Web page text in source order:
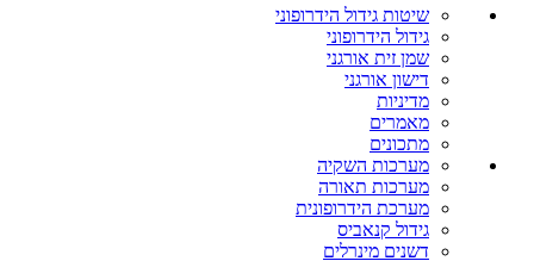
שיטות גידול הידרופוני
גידול הידרופוני
שמן זית אורגני
דישון אורגני
מדיניות
מאמרים
מתכונים
מערכות השקיה
מערכות תאורה
מערכת הידרופונית
גידול קנאביס
דשנים מינרלים